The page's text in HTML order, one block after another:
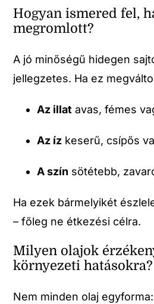
Hogyan ismered fel,
megromlott?
A jó minőségű hidegen
jellegzetes. Ha ez
Az illat avas, fémes
Az íz keserű, csípős
A szín sötétebb,
Ha ezek bármelyikét
– főleg ne étkezési célra.
Milyen olajok
környezeti hatásokra?
Nem minden olaj